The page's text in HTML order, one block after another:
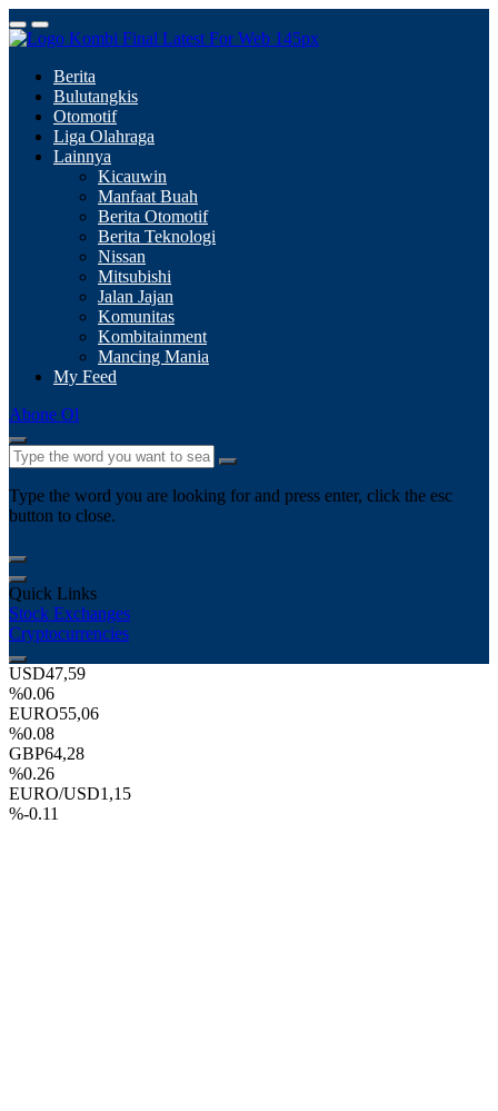
Berita
Bulutangkis
Otomotif
Liga Olahraga
Lainnya
Kicauwin
Manfaat Buah
Berita Otomotif
Berita Teknologi
Nissan
Mitsubishi
Jalan Jajan
Komunitas
Kombitainment
Mancing Mania
My Feed
Abone Ol
Type the word you are looking for and press enter, click the esc
button to close.
Quick Links
Stock Exchanges
Cryptocurrencies
USD47,59
%0.06
EURO55,06
%0.08
GBP64,28
%0.26
EURO/USD1,15
%-0.11